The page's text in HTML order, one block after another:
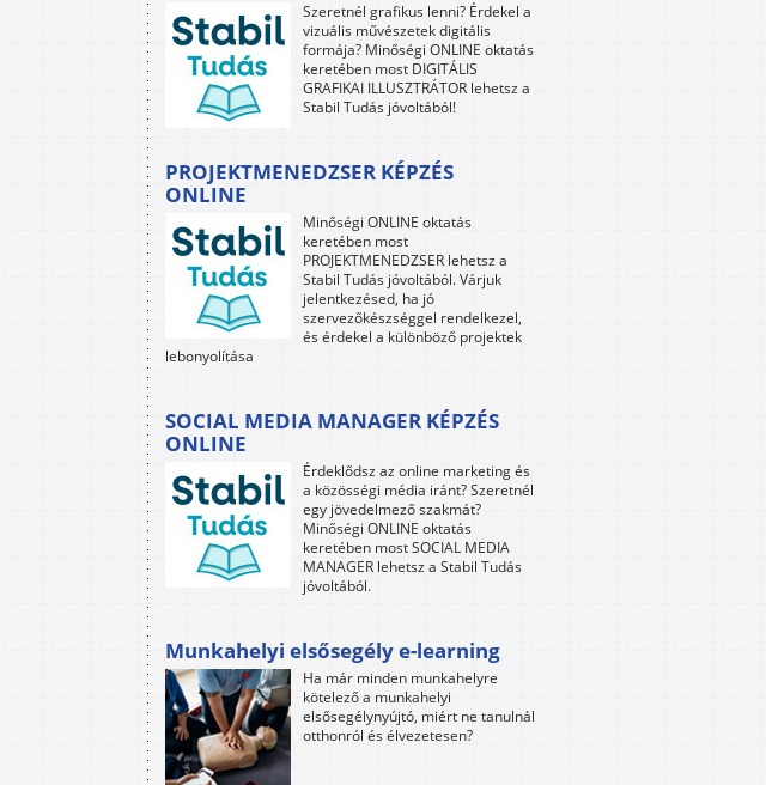
Szeretnél grafikus lenni? Érdekel a
vizuális művészetek digitális
formája? Minőségi ONLINE oktatás
keretében most DIGITÁLIS
GRAFIKAI ILLUSZTRÁTOR lehetsz a
Stabil Tudás jóvoltából!
PROJEKTMENEDZSER KÉPZÉS
ONLINE
Minőségi ONLINE oktatás
keretében most
PROJEKTMENEDZSER lehetsz a
Stabil Tudás jóvoltából. Várjuk
jelentkezésed, ha jó
szervezőkészséggel rendelkezel,
és érdekel a különböző projektek
lebonyolítása
SOCIAL MEDIA MANAGER KÉPZÉS
ONLINE
Érdeklődsz az online marketing és
a közösségi média iránt? Szeretnél
egy jövedelmező szakmát?
Minőségi ONLINE oktatás
keretében most SOCIAL MEDIA
MANAGER lehetsz a Stabil Tudás
jóvoltából.
Munkahelyi elsősegély e-learning
Ha már minden munkahelyre
kötelező a munkahelyi
elsősegélynyújtó, miért ne tanulnál
otthonról és élvezetesen?